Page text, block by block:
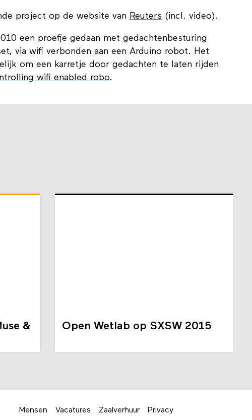
project op de website van Reuters (incl. video).
een proefje gedaan met gedachtenbesturing
via wifi verbonden aan een Arduino robot. Het
om een karretje door gedachten te laten rijden
wifi enabled robo.
&
Open Wetlab op SXSW 2015
Mensen Vacatures Zaalverhuur Privacy